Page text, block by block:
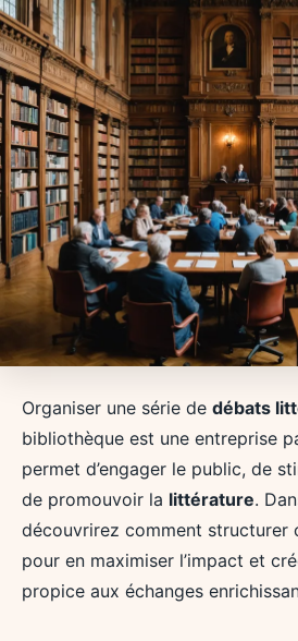
Organiser une série de débats
bibliothèque est une entreprise
permet d’engager le public, de
de promouvoir la littérature.
découvrirez comment structurer
pour en maximiser l’impact et
propice aux échanges